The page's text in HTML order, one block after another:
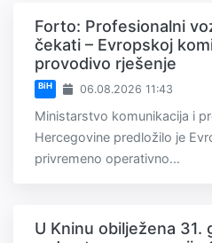
Forto: Profesionalni
čekati – Evropskoj
provodivo rješenje
BiH 06.08.2026 11:43
Ministarstvo komunikacija i
Hercegovine predložilo je
privremeno operativno...
U Kninu obilježena 31.